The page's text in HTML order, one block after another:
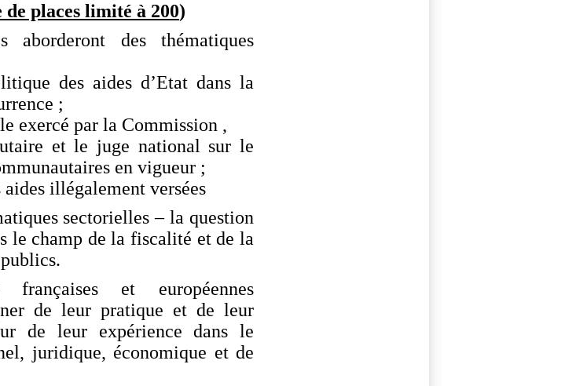
de places limité à 200)
aborderont des thématiques
des aides d’Etat dans la
;
exercé par la Commission ,
et le juge national sur le
en vigueur ;
illégalement versées
sectorielles – la question
le champ de la fiscalité et de la
françaises et européennes
de leur pratique et de leur
de leur expérience dans le
juridique, économique et de